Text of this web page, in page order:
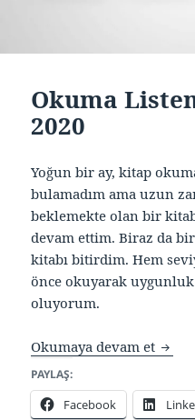
Okuma
2020
Yoğun bir ay, kitap
bulamadım ama uzun
beklemekte olan bir
devam ettim. Biraz da
kitabı bitirdim. Hem
önce okuyarak
oluyorum.
Okumaya devam et
PAYLAŞ:
Facebook